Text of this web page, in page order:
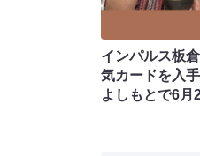
インパルス板
気カードを入
よしもとで6月